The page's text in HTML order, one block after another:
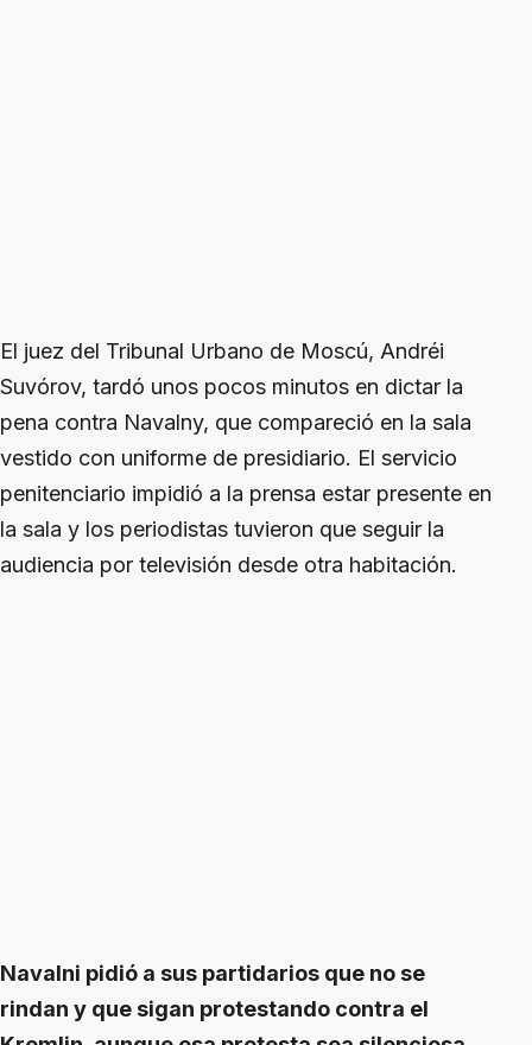
El juez del Tribunal Urbano de Moscú, Andréi
Suvórov, tardó unos pocos minutos en dictar la
pena contra Navalny, que compareció en la sala
vestido con uniforme de presidiario. El servicio
penitenciario impidió a la prensa estar presente en
la sala y los periodistas tuvieron que seguir la
audiencia por televisión desde otra habitación.
Navalni pidió a sus partidarios que no se
rindan y que sigan protestando contra el